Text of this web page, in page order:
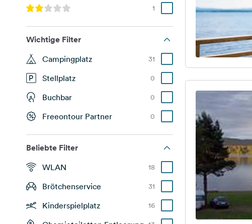
1
Wichtige Filter
Campingplatz 31
Stellplatz 0
Buchbar 0
Freeontour Partner 0
Beliebte Filter
WLAN 18
Brötchenservice 31
Kinderspielplatz 16